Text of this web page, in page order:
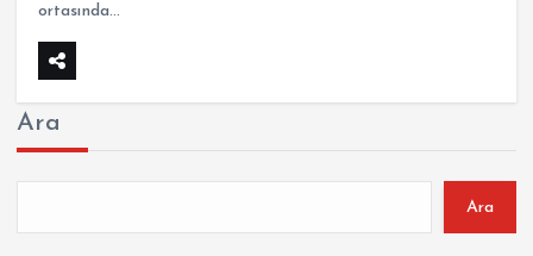
ortasında…
Ara
Ara